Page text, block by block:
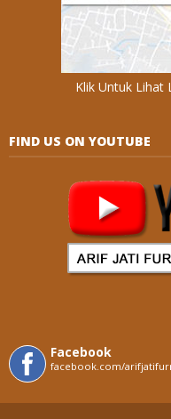
Klik Untuk Lihat
FIND US ON YOUTUBE
Facebook
facebook.com/